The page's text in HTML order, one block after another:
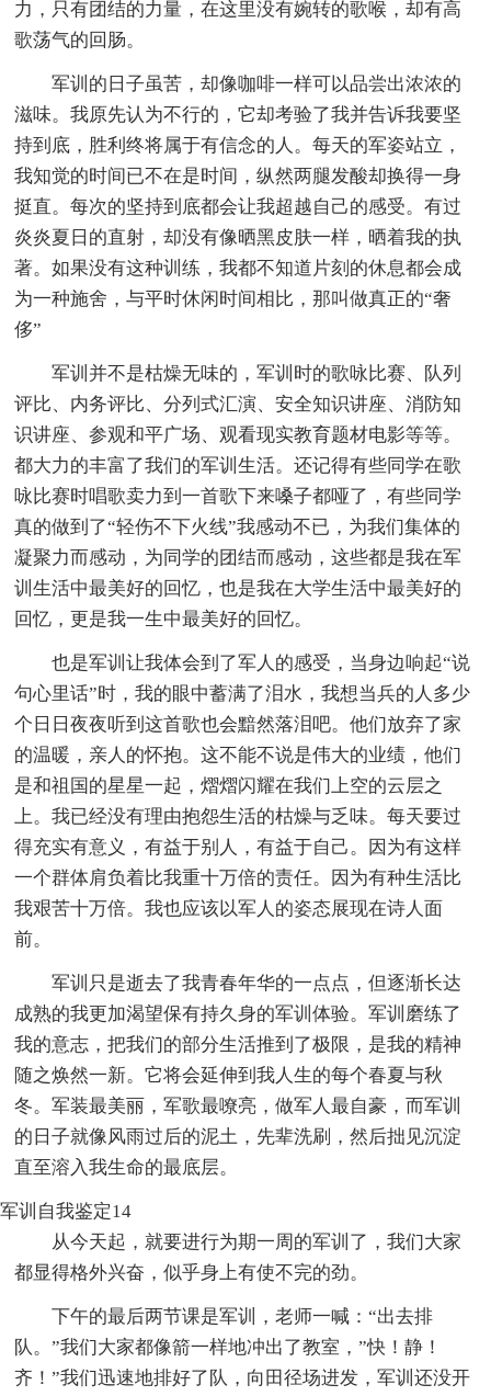
力，只有团结的力量，在这里没有婉转的歌喉，却有高
歌荡气的回肠。
军训的日子虽苦，却像咖啡一样可以品尝出浓浓的
滋味。我原先认为不行的，它却考验了我并告诉我要坚
持到底，胜利终将属于有信念的人。每天的军姿站立，
我知觉的时间已不在是时间，纵然两腿发酸却换得一身
挺直。每次的坚持到底都会让我超越自己的感受。有过
炎炎夏日的直射，却没有像晒黑皮肤一样，晒着我的执
著。如果没有这种训练，我都不知道片刻的休息都会成
为一种施舍，与平时休闲时间相比，那叫做真正的“奢
侈”
军训并不是枯燥无味的，军训时的歌咏比赛、队列
评比、内务评比、分列式汇演、安全知识讲座、消防知
识讲座、参观和平广场、观看现实教育题材电影等等。
都大力的丰富了我们的军训生活。还记得有些同学在歌
咏比赛时唱歌卖力到一首歌下来嗓子都哑了，有些同学
真的做到了“轻伤不下火线”我感动不已，为我们集体的
凝聚力而感动，为同学的团结而感动，这些都是我在军
训生活中最美好的回忆，也是我在大学生活中最美好的
回忆，更是我一生中最美好的回忆。
也是军训让我体会到了军人的感受，当身边响起“说
句心里话”时，我的眼中蓄满了泪水，我想当兵的人多少
个日日夜夜听到这首歌也会黯然落泪吧。他们放弃了家
的温暖，亲人的怀抱。这不能不说是伟大的业绩，他们
是和祖国的星星一起，熠熠闪耀在我们上空的云层之
上。我已经没有理由抱怨生活的枯燥与乏味。每天要过
得充实有意义，有益于别人，有益于自己。因为有这样
一个群体肩负着比我重十万倍的责任。因为有种生活比
我艰苦十万倍。我也应该以军人的姿态展现在诗人面
前。
军训只是逝去了我青春年华的一点点，但逐渐长达
成熟的我更加渴望保有持久身的军训体验。军训磨练了
我的意志，把我们的部分生活推到了极限，是我的精神
随之焕然一新。它将会延伸到我人生的每个春夏与秋
冬。军装最美丽，军歌最嘹亮，做军人最自豪，而军训
的日子就像风雨过后的泥土，先辈洗刷，然后拙见沉淀
直至溶入我生命的最底层。
军训自我鉴定14
从今天起，就要进行为期一周的军训了，我们大家
都显得格外兴奋，似乎身上有使不完的劲。
下午的最后两节课是军训，老师一喊：“出去排
队。”我们大家都像箭一样地冲出了教室，”快！静！
齐！”我们迅速地排好了队，向田径场进发，军训还没开